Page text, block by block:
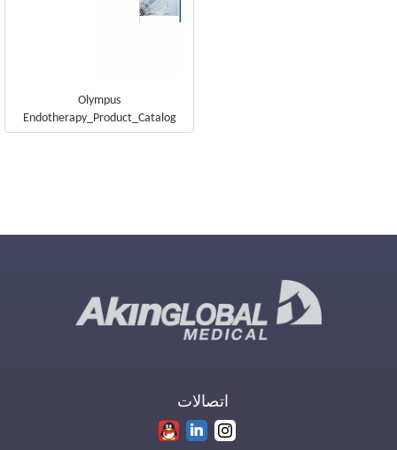
Olympus
Endotherapy_Product_Catalog
اتصالات